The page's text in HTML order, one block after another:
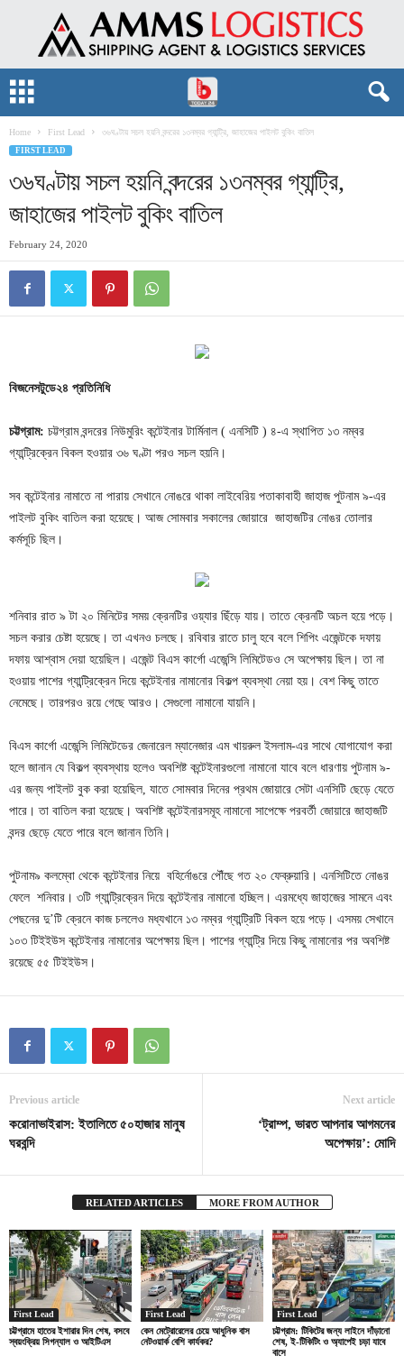
Home First Lead ৩৬ঘণ্টায় সচল হয়নি বন্দরের ১৩নম্বর গ্যান্ট্রি, জাহাজের পাইলট বুকিং বাতিল
FIRST LEAD
৩৬ঘণ্টায় সচল হয়নি বন্দরের ১৩নম্বর গ্যান্ট্রি,
জাহাজের পাইলট বুকিং বাতিল
February 24, 2020
বিজনেসটুডে২৪ প্রতিনিধি
চট্টগ্রাম: চট্টগ্রাম বন্দরের নিউমুরিং কন্টেইনার টার্মিনাল ( এনসিটি ) ৪-এ স্থাপিত ১৩ নম্বর
গ্যান্ট্রিক্রেন বিকল হওয়ার ৩৬ ঘণ্টা পরও সচল হয়নি।
সব কন্টেইনার নামাতে না পারায় সেখানে নোঙরে থাকা লাইবেরিয় পতাকাবাহী জাহাজ পুটনাম ৯-এর
পাইলট বুকিং বাতিল করা হয়েছে। আজ সোমবার সকালের জোয়ারে জাহাজটির নোঙর তোলার
কর্মসূচি ছিল।
শনিবার রাত ৯ টা ২০ মিনিটের সময় ক্রেনটির ওয়্যার ছিঁড়ে যায়। তাতে ক্রেনটি অচল হয়ে পড়ে।
সচল করার চেষ্টা হয়েছে। তা এখনও চলছে। রবিবার রাতে চালু হবে বলে শিপিং এজেন্টকে দফায়
দফায় আশ্বাস দেয়া হয়েছিল। এজেন্ট বিএস কার্গো এজেন্সি লিমিটেডও সে অপেক্ষায় ছিল। তা না
হওয়ায় পাশের গ্যান্ট্রিক্রেন দিয়ে কন্টেইনার নামানোর বিকল্প ব্যবস্থা নেয়া হয়। বেশ কিছু তাতে
নেমেছে। তারপরও রয়ে গেছে আরও। সেগুলো নামানো যায়নি।
বিএস কার্গো এজেন্সি লিমিটেডের জেনারেল ম্যানেজার এম খায়রুল ইসলাম-এর সাথে যোগাযোগ করা
হলে জানান যে বিকল্প ব্যবস্থায় হলেও অবশিষ্ট কন্টেইনারগুলো নামানো যাবে বলে ধারণায় পুটনাম ৯-
এর জন্য পাইলট বুক করা হয়েছিল, যাতে সোমবার দিনের প্রথম জোয়ারে সেটা এনসিটি ছেড়ে যেতে
পারে। তা বাতিল করা হয়েছে। অবশিষ্ট কন্টেইনারসমূহ নামানো সাপেক্ষে পরবর্তী জোয়ারে জাহাজটি
বন্দর ছেড়ে যেতে পারে বলে জানান তিনি।
পুটনাম৯ কলম্বো থেকে কন্টেইনার নিয়ে বহির্নোঙরে পৌঁছে গত ২০ ফেব্রুয়ারি। এনসিটিতে নোঙর
ফেলে শনিবার। ৩টি গ্যান্ট্রিক্রেন দিয়ে কন্টেইনার নামানো হচ্ছিল। এরমধ্যে জাহাজের সামনে এবং
পেছনের দু’টি ক্রেনে কাজ চললেও মধ্যখানে ১৩ নম্বর গ্যান্ট্রিটি বিকল হয়ে পড়ে। এসময় সেখানে
১০৩ টিইইউস কন্টেইনার নামানোর অপেক্ষায় ছিল। পাশের গ্যান্ট্রি দিয়ে কিছু নামানোর পর অবশিষ্ট
রয়েছে ৫৫ টিইইউস।
Previous article
করোনাভাইরাস: ইতালিতে ৫০হাজার মানুষ
ঘরবন্দি
Next article
‘ট্রাম্প, ভারত আপনার আগমনের
অপেক্ষায়’: মোদি
RELATED ARTICLES MORE FROM AUTHOR
First Lead
চট্টগ্রামে হাতের ইশারার দিন শেষ, বসবে
স্বয়ংক্রিয় সিগন্যাল ও আইটিএস
First Lead
কেন মেট্রোরেলের চেয়ে আধুনিক বাস
নেটওয়ার্ক বেশি কার্যকর?
First Lead
চট্টগ্রাম: টিকিটের জন্য লাইনে দাঁড়ানো
শেষ, ই-টিকিটিং ও অ্যাপেই চড়া যাবে
বাসে